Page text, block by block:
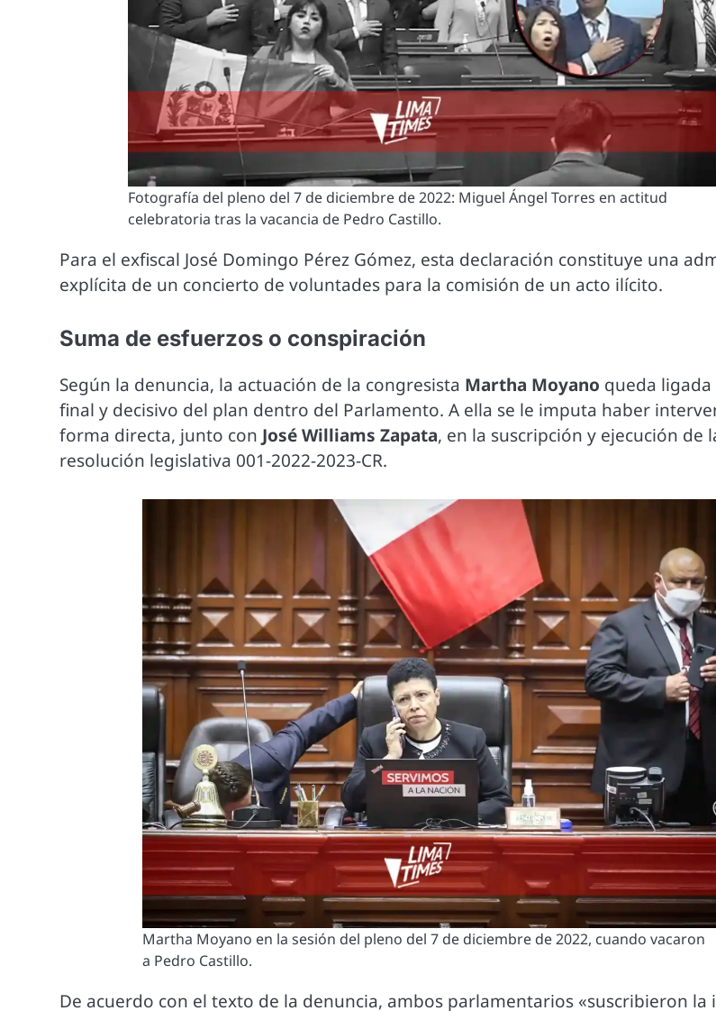
Fotografía del pleno del 7 de diciembre de 2022: Miguel Ángel Torres en actitud
celebratoria tras la vacancia de Pedro Castillo.
Para el exfiscal José Domingo Pérez Gómez, esta declaración constituye una
explícita de un concierto de voluntades para la comisión de un acto ilícito.
Suma de esfuerzos o conspiración
Según la denuncia, la actuación de la congresista Martha Moyano queda
final y decisivo del plan dentro del Parlamento. A ella se le imputa haber
forma directa, junto con José Williams Zapata, en la suscripción y ejecución de
resolución legislativa 001-2022-2023-CR.
Martha Moyano en la sesión del pleno del 7 de diciembre de 2022, cuando vacaron
a Pedro Castillo.
De acuerdo con el texto de la denuncia, ambos parlamentarios «suscribieron la